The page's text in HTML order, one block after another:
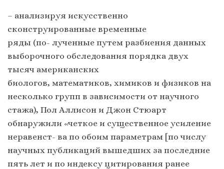
– анализируя искусственно
сконструированные временные
ряды (по- лученные путем разбиения данных
выборочного обследования порядка двух
тысяч американских
биологов, математиков, химиков и физиков на
несколько групп в зависимости от научного
стажа), Пол Аллисон и Джон Стюарт
обнаружили «четкое и существенное усиление
неравенст- ва по обоим параметрам [по числу
научных публикаций вышедших за последние
пять лет и по индексу цитирования ранее